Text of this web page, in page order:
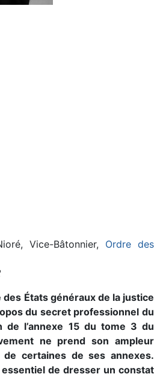
Vice-Bâtonnier, Ordre des
États généraux de la justice
du secret professionnel du
de l’annexe 15 du tome 3 du
ne prend son ampleur
de certaines de ses annexes.
de dresser un constat